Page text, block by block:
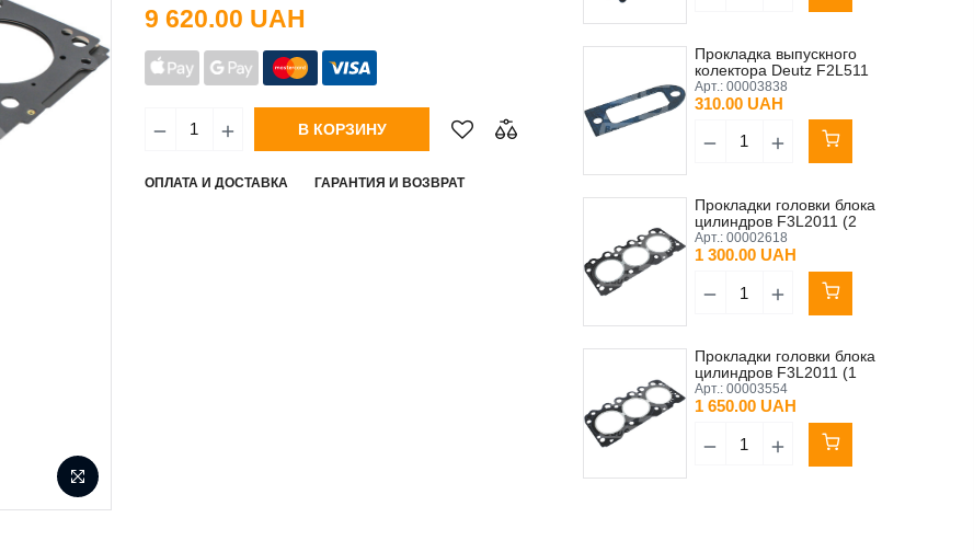
9 620.00 UAH
В КОРЗИНУ
ОПЛАТА И ДОСТАВКА ГАРАНТИЯ И ВОЗВРАТ
Прокладка выпускного
колектора Deutz F2L511
Арт.: 00003838
310.00 UAH
Прокладки головки блока
цилиндров F3L2011 (2
зуба)
Арт.: 00002618
1 300.00 UAH
Прокладки головки блока
цилиндров F3L2011 (1
зуб)
Арт.: 00003554
1 650.00 UAH